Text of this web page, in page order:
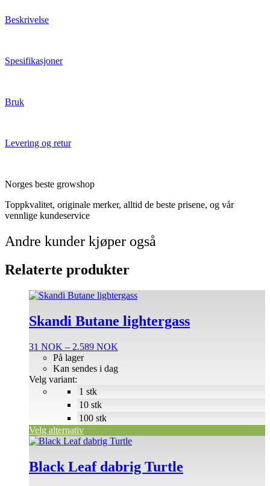
Beskrivelse
Spesifikasjoner
Bruk
Levering og retur
Norges beste growshop
Toppkvalitet, originale merker, alltid de beste prisene, og vår
vennlige kundeservice
Andre kunder kjøper også
Relaterte produkter
Skandi Butane lightergass
31 NOK – 2.589 NOK
til
1 stk
10 stk
100 stk
På lager
Kan sendes i dag
Velg variant:
Velg alternativ
Dette
har
flere
Alternativene
velges
på
produktsiden
Black Leaf dabrig Turtle